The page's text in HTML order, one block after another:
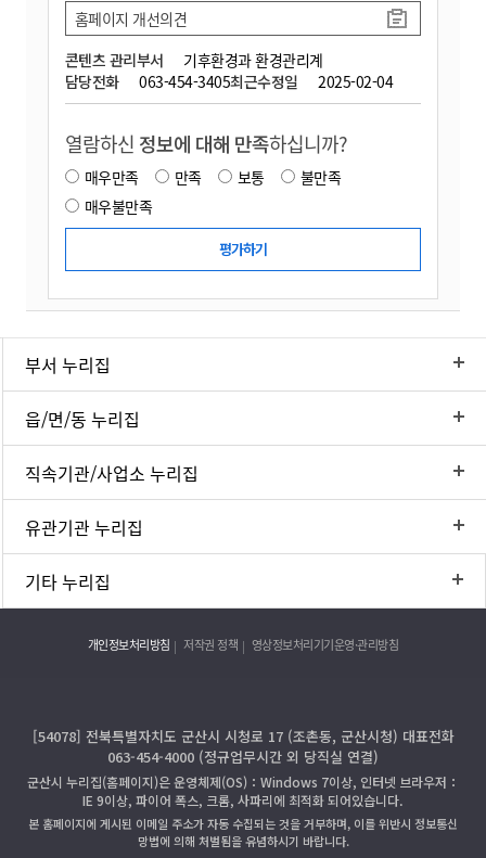
콘텐츠 관리부서
기후환경과 환경관리계
담당전화
063-454-3405최근수정일 2025-02-04
홈페이지 개선의견
열람하신 정보에 대해 만족하십니까?
매우만족 만족 보통
불만족
매우불만족
부서 누리집
읍/면/동 누리집
직속기관/사업소 누리집
유관기관 누리집
기타 누리집
개인정보처리방침 저작권 정책 영상정보처리기기운영·관리방침
[54078] 전북특별자치도 군산시 시청로 17 (조촌동, 군산시청) 대표전화
063-454-4000 (정규업무시간 외 당직실 연결)
군산시 누리집(홈페이지)은 운영체제(OS)：Windows 7이상, 인터넷 브라우저：
IE 9이상, 파이어 폭스, 크롬, 사파리에 최적화 되어있습니다.
본 홈페이지에 게시된 이메일 주소가 자동 수집되는 것을 거부하며, 이를 위반시 정보통신
망법에 의해 처벌됨을 유념하시기 바랍니다.